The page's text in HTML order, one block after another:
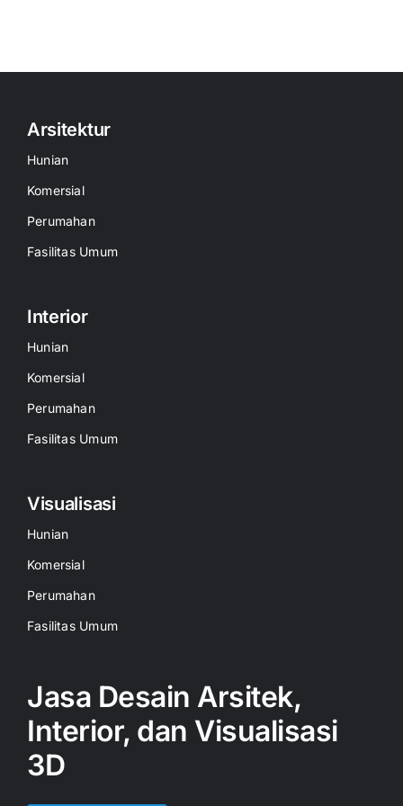
Arsitektur
Hunian
Komersial
Perumahan
Fasilitas Umum
Interior
Hunian
Komersial
Perumahan
Fasilitas Umum
Visualisasi
Hunian
Komersial
Perumahan
Fasilitas Umum
Jasa Desain Arsitek,
Interior, dan Visualisasi
3D